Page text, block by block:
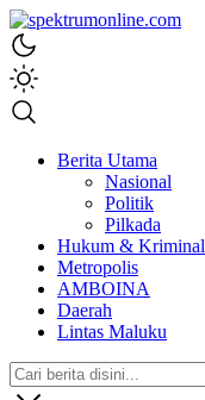
spektrumonline.com
Berita Utama
Nasional
Politik
Pilkada
Hukum & Kriminal
Metropolis
AMBOINA
Daerah
Lintas Maluku